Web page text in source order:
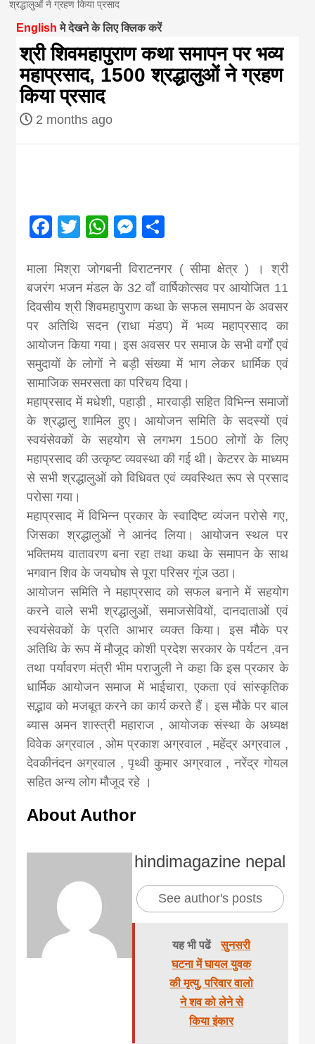
magazine of
Nepal brings
news in hindi
news,
khabar
श्रद्धालुओं ने ग्रहण किया प्रसाद
English मे देखने के लिए क्लिक करें
श्री शिवमहापुराण कथा समापन पर भव्य
महाप्रसाद, 1500 श्रद्धालुओं ने ग्रहण
किया प्रसाद
2 months ago
Facebook
Twitter
WhatsApp
Messenger
माला मिश्रा जोगबनी विराटनगर ( सीमा क्षेत्र ) । श्री
बजरंग भजन मंडल के 32 वाँ वार्षिकोत्सव पर आयोजित 11
दिवसीय श्री शिवमहापुराण कथा के सफल समापन के अवसर
पर अतिथि सदन (राधा मंडप) में भव्य महाप्रसाद का
आयोजन किया गया। इस अवसर पर समाज के सभी वर्गों एवं
समुदायों के लोगों ने बड़ी संख्या में भाग लेकर धार्मिक एवं
सामाजिक समरसता का परिचय दिया।
महाप्रसाद में मधेशी, पहाड़ी , मारवाड़ी सहित विभिन्न समाजों
के श्रद्धालु शामिल हुए। आयोजन समिति के सदस्यों एवं
स्वयंसेवकों के सहयोग से लगभग 1500 लोगों के लिए
महाप्रसाद की उत्कृष्ट व्यवस्था की गई थी। केटरर के माध्यम
से सभी श्रद्धालुओं को विधिवत एवं व्यवस्थित रूप से प्रसाद
परोसा गया।
महाप्रसाद में विभिन्न प्रकार के स्वादिष्ट व्यंजन परोसे गए,
जिसका श्रद्धालुओं ने आनंद लिया। आयोजन स्थल पर
भक्तिमय वातावरण बना रहा तथा कथा के समापन के साथ
भगवान शिव के जयघोष से पूरा परिसर गूंज उठा।
आयोजन समिति ने महाप्रसाद को सफल बनाने में सहयोग
करने वाले सभी श्रद्धालुओं, समाजसेवियों, दानदाताओं एवं
स्वयंसेवकों के प्रति आभार व्यक्त किया। इस मौके पर
अतिथि के रूप में मौजूद कोशी प्रदेश सरकार के पर्यटन ,वन
तथा पर्यावरण मंत्री भीम पराजुली ने कहा कि इस प्रकार के
धार्मिक आयोजन समाज में भाईचारा, एकता एवं सांस्कृतिक
सद्भाव को मजबूत करने का कार्य करते हैं। इस मौके पर बाल
ब्यास अमन शास्त्री महाराज , आयोजक संस्था के अध्यक्ष
विवेक अग्रवाल , ओम प्रकाश अग्रवाल , महेंद्र अग्रवाल ,
देवकीनंदन अग्रवाल , पृथ्वी कुमार अग्रवाल , नरेंद्र गोयल
सहित अन्य लोग मौजूद रहे ।
About Author
hindimagazine nepal
See author's posts
यह भी पढें
सुनसरी
घटना में घायल युवक
की मृत्यु, परिवार वालो
ने शव को लेने से
किया इंकार